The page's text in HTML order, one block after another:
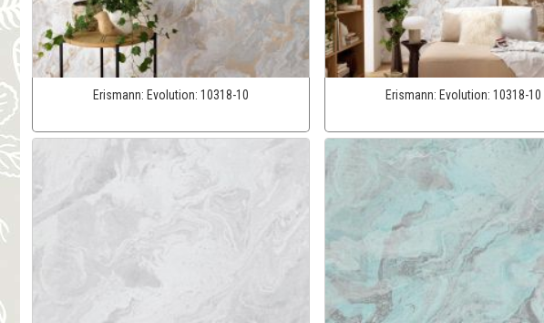
Erismann: Evolution: 10318-10 Erismann: Evolution: 10318-10